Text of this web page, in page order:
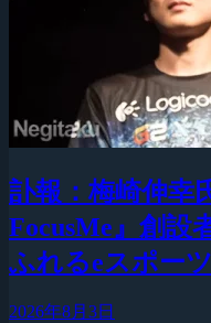
訃報：梅崎伸幸
FocusMe』創設
ふれるeスポー
2026年8月3日